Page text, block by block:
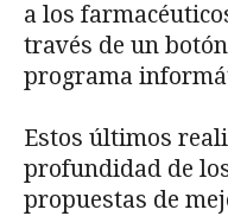
a los
través de un
programa
Estos últimos
profundidad de
propuestas de